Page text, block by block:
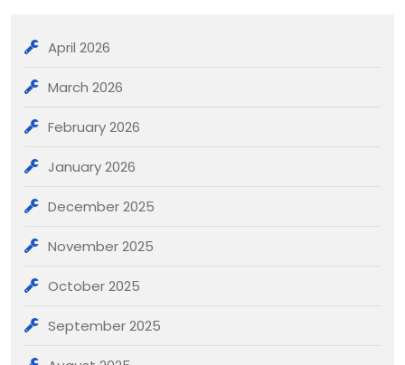
April 2026
March 2026
February 2026
January 2026
December 2025
November 2025
October 2025
September 2025